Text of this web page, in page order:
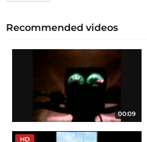
Recommended videos
00:09
HD